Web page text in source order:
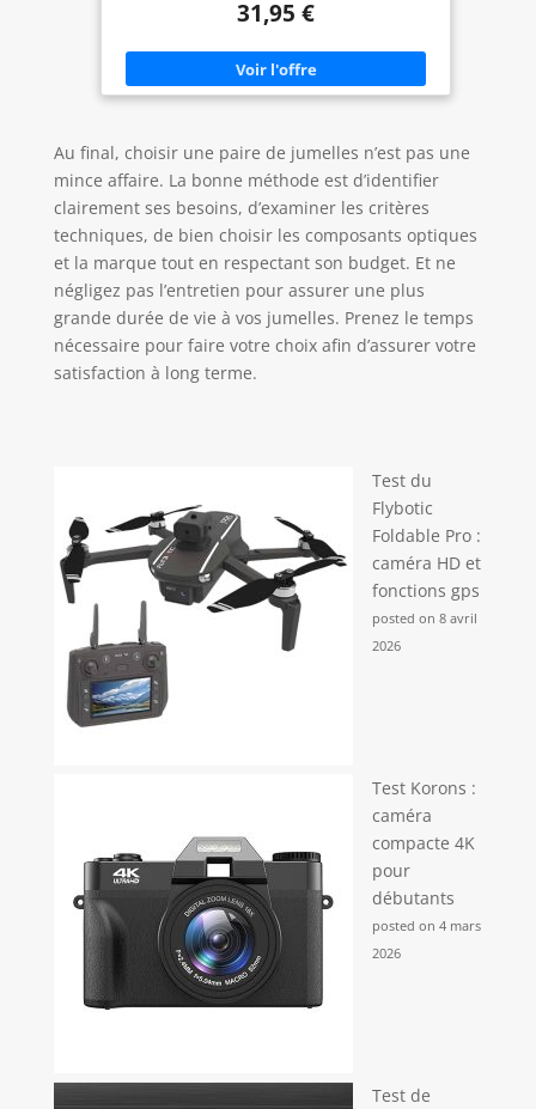
grande taille.
léger, mesurant 210 x 135 x 26 mm et pesant 145g,
liquide de nettoyage pour répondre à différents
besoins Idéal pour l'entretien des dispositifs
optiques tels que les appareils photo, les jumelles
et les longues-vues
31,95 €
Au final, choisir une paire de jumelles n’est pas une
mince affaire. La bonne méthode est d’identifier
clairement ses besoins, d’examiner les critères
techniques, de bien choisir les composants optiques
et la marque tout en respectant son budget. Et ne
négligez pas l’entretien pour assurer une plus
grande durée de vie à vos jumelles. Prenez le temps
nécessaire pour faire votre choix afin d’assurer votre
satisfaction à long terme.
Test du
Flybotic
Foldable Pro :
caméra HD et
fonctions gps
posted on 8 avril
2026
Test Korons :
caméra
compacte 4K
pour
débutants
posted on 4 mars
2026
Test de